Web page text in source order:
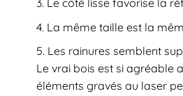
Le côté lisse favorise la
La même taille est la
Les rainures semblent
Le vrai bois est si agréable
éléments gravés au laser